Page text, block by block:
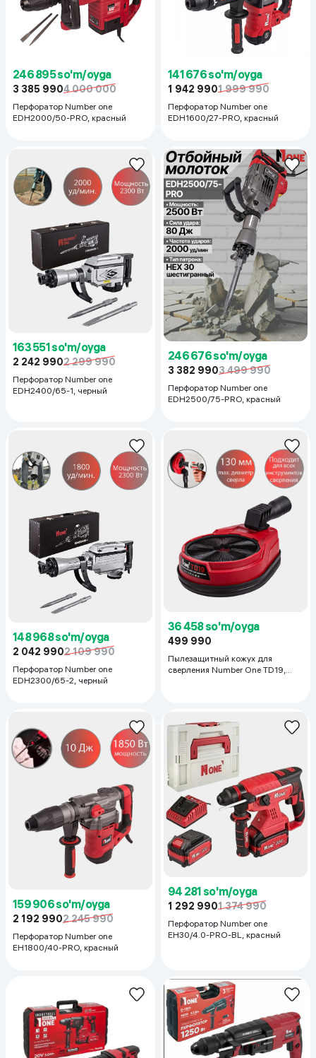
246 895 so'm/oyga
3 385 9904 000 000
Перфоратор Number one
EDH2000/50-PRO, красный
141 676 so'm/oyga
1 942 9901 999 990
Перфоратор Number one
EDH1600/27-PRO, красный
163 551 so'm/oyga
2 242 9902 299 990
Перфоратор Number one
EDH2400/65-1, черный
246 676 so'm/oyga
3 382 9903 499 990
Перфоратор Number one
EDH2500/75-PRO, красный
148 968 so'm/oyga
2 042 9902 109 990
Перфоратор Number one
EDH2300/65-2, черный
36 458 so'm/oyga
499 990
Пылезащитный кожух для
сверления Number One TD19,
159 906 so'm/oyga
2 192 9902 245 990
Перфоратор Number one
EH1800/40-PRO, красный
94 281 so'm/oyga
1 292 9901 374 990
Перфоратор Number one
EH30/4.0-PRO-BL, красный